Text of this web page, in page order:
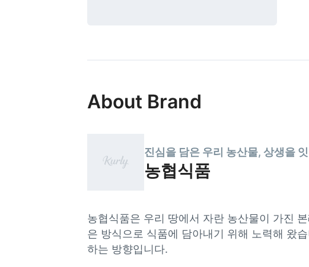
About Brand
진심을 담은 우리 농산물, 상생을
농협식품
농협식품은 우리 땅에서 자란 농산물이 가진
은 방식으로 식품에 담아내기 위해 노력해 왔
하는 방향입니다.